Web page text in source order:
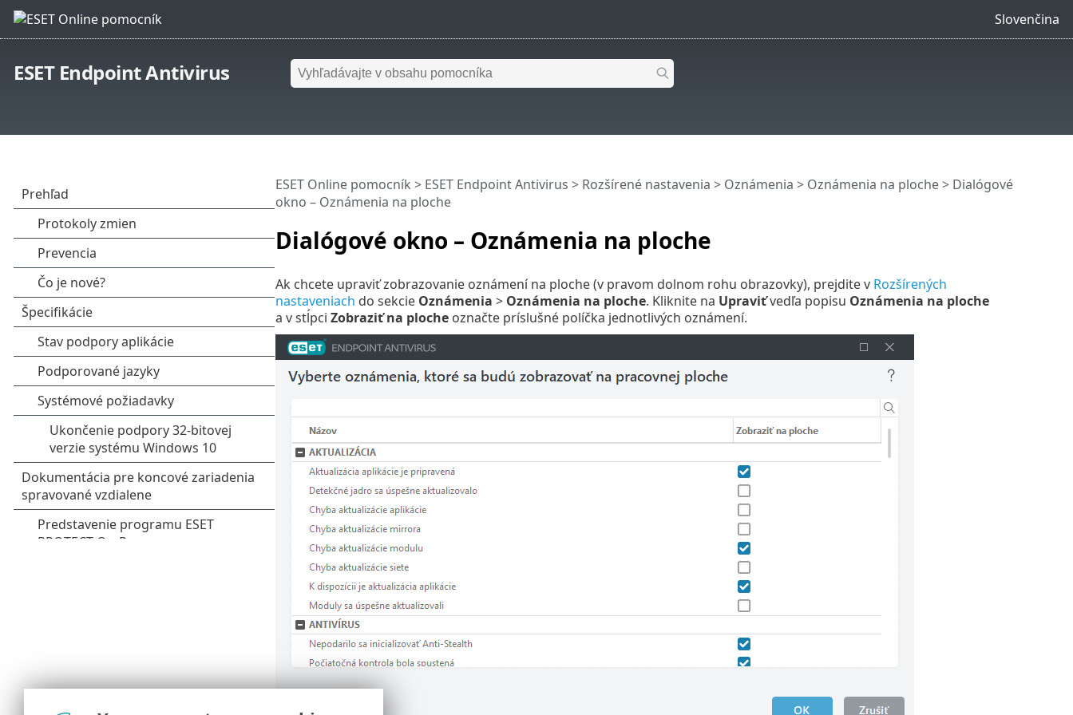
Slovenčina
ESET Endpoint Antivirus
Dialógové okno – Oznámenia na ploche
ESET Online pomocník > ESET Endpoint Antivirus > Rozšírené nastavenia > Oznámenia > Oznámenia na ploche> Dialógové
okno – Oznámenia na ploche
Ak chcete upraviť zobrazovanie oznámení na ploche (v pravom dolnom rohu obrazovky), prejdite v Rozšírených
nastaveniach do sekcie Oznámenia > Oznámenia na ploche. Kliknite na Upraviťvedľa popisu Oznámenia na ploche
a v stĺpci Zobraziť na plocheoznačte príslušné políčka jednotlivých oznámení.